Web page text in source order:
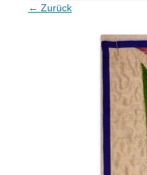
← Zurück